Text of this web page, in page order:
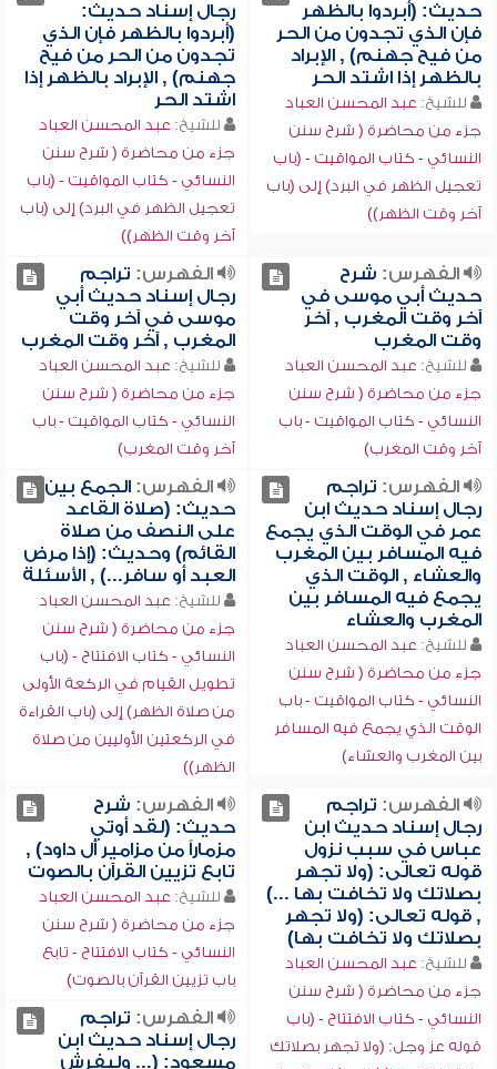
حديث: (أبردوا بالظهر
فإن الذي تجدون من الحر
من فيح جهنم) , الإبراد
بالظهر إذا اشتد الحر
للشيخ: عبد المحسن العباد
جزء من محاضرة ( شرح سنن
النسائي - كتاب المواقيت - (باب
تعجيل الظهر في البرد) إلى (باب
آخر وقت الظهر))
رجال إسناد حديث:
(أبردوا بالظهر فإن الذي
تجدون من الحر من فيح
جهنم) , الإبراد بالظهر إذا
اشتد الحر
للشيخ: عبد المحسن العباد
جزء من محاضرة ( شرح سنن
النسائي - كتاب المواقيت - (باب
تعجيل الظهر في البرد) إلى (باب
آخر وقت الظهر))
الفهرس: شرح
حديث أبي موسى في
آخر وقت المغرب , آخر
وقت المغرب
للشيخ: عبد المحسن العباد
جزء من محاضرة ( شرح سنن
النسائي - كتاب المواقيت - باب
آخر وقت المغرب)
الفهرس: تراجم
رجال إسناد حديث أبي
موسى في آخر وقت
المغرب , آخر وقت المغرب
للشيخ: عبد المحسن العباد
جزء من محاضرة ( شرح سنن
النسائي - كتاب المواقيت - باب
آخر وقت المغرب)
الفهرس: تراجم
رجال إسناد حديث ابن
عمر في الوقت الذي يجمع
فيه المسافر بين المغرب
والعشاء , الوقت الذي
يجمع فيه المسافر بين
المغرب والعشاء
للشيخ: عبد المحسن العباد
جزء من محاضرة ( شرح سنن
النسائي - كتاب المواقيت - باب
الوقت الذي يجمع فيه المسافر
بين المغرب والعشاء)
الفهرس:الجمع بين
حديث: (صلاة القاعد
على النصف من صلاة
القائم) وحديث: (إذا مرض
العبد أو سافر...) , الأسئلة
للشيخ: عبد المحسن العباد
جزء من محاضرة ( شرح سنن
النسائي - كتاب الافتتاح - (باب
تطويل القيام في الركعة الأولى
من صلاة الظهر) إلى (باب القراءة
في الركعتين الأوليين من صلاة
الظهر))
الفهرس: تراجم
رجال إسناد حديث ابن
عباس في سبب نزول
قوله تعالى: (ولا تجهر
بصلاتك ولا تخافت بها ...)
, قوله تعالى: (ولا تجهر
بصلاتك ولا تخافت بها)
للشيخ: عبد المحسن العباد
جزء من محاضرة ( شرح سنن
النسائي - كتاب الافتتاح - (باب
قوله عز وجل: (ولا تجهر بصلاتك
الفهرس: شرح
حديث: (لقد أوتي
مزماراً من مزامير آل داود) ,
تابع تزيين القرآن بالصوت
للشيخ: عبد المحسن العباد
جزء من محاضرة ( شرح سنن
النسائي - كتاب الافتتاح - تابع
باب تزيين القرآن بالصوت)
الفهرس: تراجم
رجال إسناد حديث ابن
مسعود: (... وليفرش